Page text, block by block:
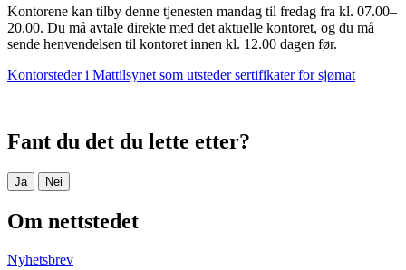
Kontorene kan tilby denne tjenesten mandag til fredag fra kl. 07.00–
20.00. Du må avtale direkte med det aktuelle kontoret, og du må
sende henvendelsen til kontoret innen kl. 12.00 dagen før.
Kontorsteder i Mattilsynet som utsteder sertifikater for sjømat
Fant du det du lette etter?
Ja Nei
Om nettstedet
Nyhetsbrev